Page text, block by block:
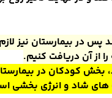
پس در بیمارستان نیز
از آن دریافت کنیم.
بخش کودکان در
شاد و انرژی بخشی